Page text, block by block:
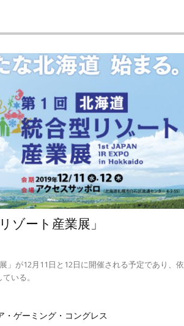
ゾート産業展」
」が12月11日と12日に開催される予定であり、依
いる。
・ゲーミング・コングレス